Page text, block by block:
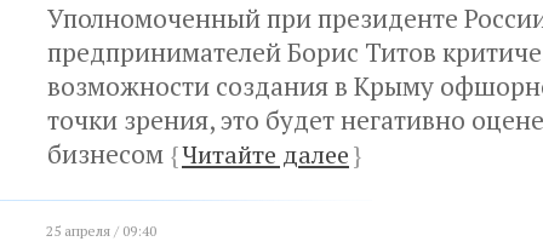
Уполномоченный при президенте
предпринимателей Борис Титов
возможности создания в Крыму
точки зрения, это будет негативно
бизнесом {Читайте далее}
25 апреля / 09:40